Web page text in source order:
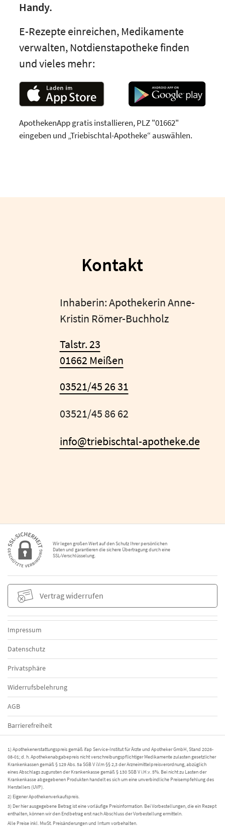
Handy.
E-Rezepte einreichen, Medikamente
verwalten, Notdienstapotheke finden
und vieles mehr:
ApothekenApp gratis installieren, PLZ "01662"
eingeben und „Triebischtal-Apotheke“ auswählen.
Kontakt
Inhaberin: Apothekerin Anne-
Kristin Römer-Buchholz
Talstr. 23
01662 Meißen
03521/45 26 31
03521/45 86 62
info@triebischtal-apotheke.de
Wir legen großen Wert auf den Schutz Ihrer persönlichen
Daten und garantieren die sichere Übertragung durch eine
SSL-Verschlüsselung.
Impressum
Datenschutz
Privatsphäre
Widerrufsbelehrung
AGB
Barrierefreiheit
Vertrag widerrufen
1) Apothekenerstattungspreis gemäß ifap Service-Institut für Ärzte und Apotheker GmbH, Stand 2026-
08-01; d. h. Apothekenabgabepreis nicht verschreibungspflichtiger Medikamente zulasten gesetzlicher
Krankenkassen gemäß § 129 Abs. 5a SGB V i.V.m §§ 2,3 der Arzneimittelpreisverordnung, abzüglich
eines Abschlags zugunsten der Krankenkasse gemäß § 130 SGB V i.H.v. 5%. Bei nicht zu Lasten der
Krankenkasse abgegebenen Produkten handelt es sich um eine unverbindliche Preisempfehlung des
Herstellers (UVP).
2) Eigener Apothekenverkaufspreis.
3) Der hier ausgegebene Betrag ist eine vorläufige Preisinformation. Bei Vorbestellungen, die ein Rezept
enthalten, können wir den Endbetrag erst nach Abschluss der Vorbestellung ermitteln.
Alle Preise inkl. MwSt. Preisänderungen und Irrtum vorbehalten.